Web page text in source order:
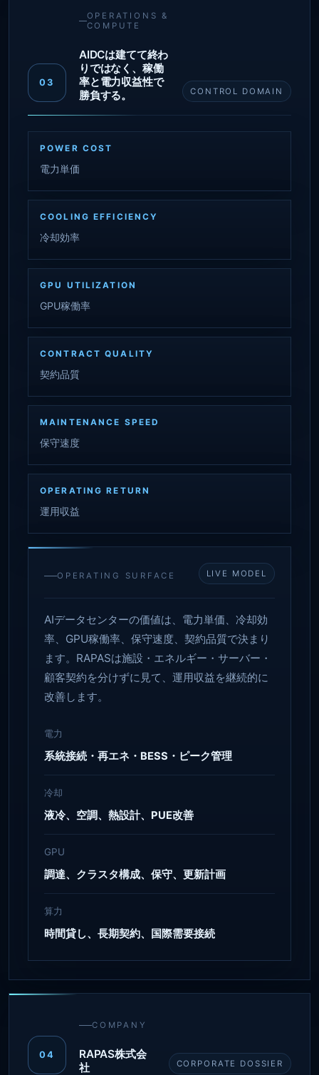
03
OPERATIONS &
COMPUTE
AIDCは建てて終わ
りではなく、稼働
率と電力収益性で
勝負する。
CONTROL DOMAIN
POWER COST
電力単価
COOLING EFFICIENCY
冷却効率
GPU UTILIZATION
GPU稼働率
CONTRACT QUALITY
契約品質
MAINTENANCE SPEED
保守速度
OPERATING RETURN
運用収益
OPERATING SURFACE LIVE MODEL
AIデータセンターの価値は、電力単価、冷却効
率、GPU稼働率、保守速度、契約品質で決まり
ます。RAPASは施設・エネルギー・サーバー・
顧客契約を分けずに見て、運用収益を継続的に
改善します。
電力
系統接続・再エネ・BESS・ピーク管理
冷却
液冷、空調、熱設計、PUE改善
GPU
調達、クラスタ構成、保守、更新計画
算力
時間貸し、長期契約、国際需要接続
04
COMPANY
RAPAS株式会
社
CORPORATE DOSSIER